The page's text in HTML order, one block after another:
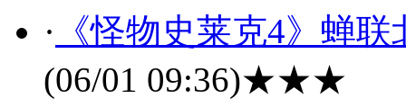
· 《怪物史莱克4》蝉
(06/01 09:36)★★★